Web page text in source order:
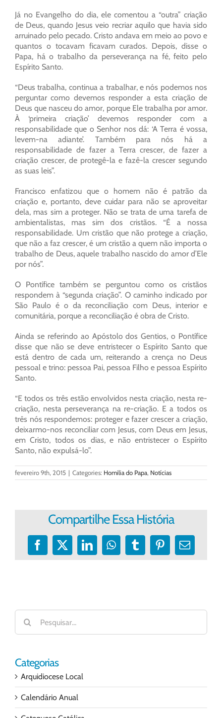
Já no Evangelho do dia, ele comentou a “outra” criação
de Deus, quando Jesus veio recriar aquilo que havia sido
arruinado pelo pecado. Cristo andava em meio ao povo e
quantos o tocavam ficavam curados. Depois, disse o
Papa, há o trabalho da perseverança na fé, feito pelo
Espírito Santo.
“Deus trabalha, continua a trabalhar, e nós podemos nos
perguntar como devemos responder a esta criação de
Deus que nasceu do amor, porque Ele trabalha por amor.
À ‘primeira criação’ devemos responder com a
responsabilidade que o Senhor nos dá: ‘A Terra é vossa,
levem-na adiante’. Também para nós há a
responsabilidade de fazer a Terra crescer, de fazer a
criação crescer, de protegê-la e fazê-la crescer segundo
as suas leis”.
Francisco enfatizou que o homem não é patrão da
criação e, portanto, deve cuidar para não se aproveitar
dela, mas sim a proteger. Não se trata de uma tarefa de
ambientalistas, mas sim dos cristãos. “É a nossa
responsabilidade. Um cristão que não protege a criação,
que não a faz crescer, é um cristão a quem não importa o
trabalho de Deus, aquele trabalho nascido do amor d’Ele
por nós”.
O Pontífice também se perguntou como os cristãos
respondem à “segunda criação”. O caminho indicado por
São Paulo é o da reconciliação com Deus, interior e
comunitária, porque a reconciliação é obra de Cristo.
Ainda se referindo ao Apóstolo dos Gentios, o Pontífice
disse que não se deve entristecer o Espírito Santo que
está dentro de cada um, reiterando a crença no Deus
pessoal e trino: pessoa Pai, pessoa Filho e pessoa Espírito
Santo.
“E todos os três estão envolvidos nesta criação, nesta re-
criação, nesta perseverança na re-criação. E a todos os
três nós respondemos: proteger e fazer crescer a criação,
deixarmo-nos reconciliar com Jesus, com Deus em Jesus,
em Cristo, todos os dias, e não entristecer o Espírito
Santo, não expulsá-lo”.
fevereiro 9th, 2015 | Categories: Homilia do Papa, Notícias
Compartilhe Essa História
Facebook
X LinkedInWhatsApp
TumblrPinterest
E-
Buscar
resultados
para:
Categorias
Arquidiocese Local
Calendário Anual